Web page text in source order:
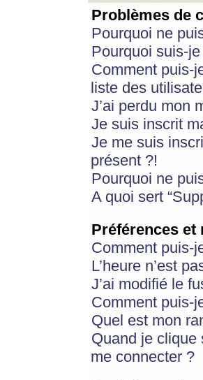
Problèmes de
Pourquoi ne
Pourquoi suis-
Comment puis-
liste des
J’ai perdu mon
Je suis inscrit
Je me suis
présent ?!
Pourquoi ne
A quoi sert
Préférences et
Comment puis-
L’heure n’est
J’ai modifié le
Comment puis-
Quel est mon
Quand je clique
me connecter ?